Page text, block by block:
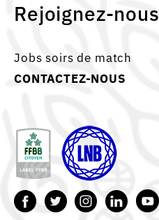
Rejoignez-nous
Jobs soirs de match
CONTACTEZ-NOUS